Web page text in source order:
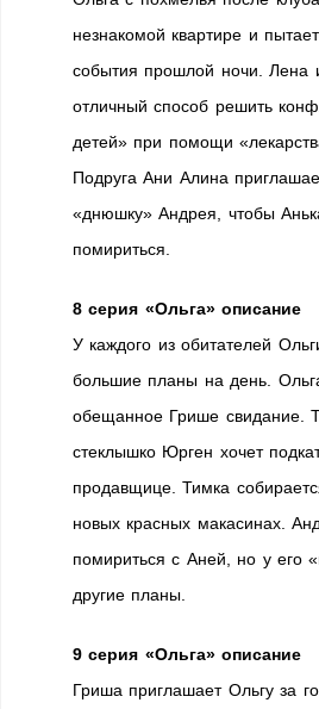
незнакомой квартире и
события прошлой ночи. Лена
отличный способ решить
детей» при помощи
Подруга Ани Алина
«днюшку» Андрея, чтобы
помириться.
8 серия «Ольга» описание
У каждого из обитателей
большие планы на день.
обещанное Грише свидание.
стеклышко Юрген хочет
продавщице. Тимка
новых красных макасинах.
помириться с Аней, но у его
другие планы.
9 серия «Ольга» описание
Гриша приглашает Ольгу за